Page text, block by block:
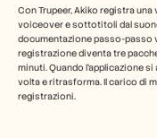
Con Trupeer, Akiko registra
voiceover e sottotitoli dal
documentazione passo-passo
registrazione diventa tre
minuti. Quando l'applicazione
volta e ritrasforma. Il carico di
registrazioni.